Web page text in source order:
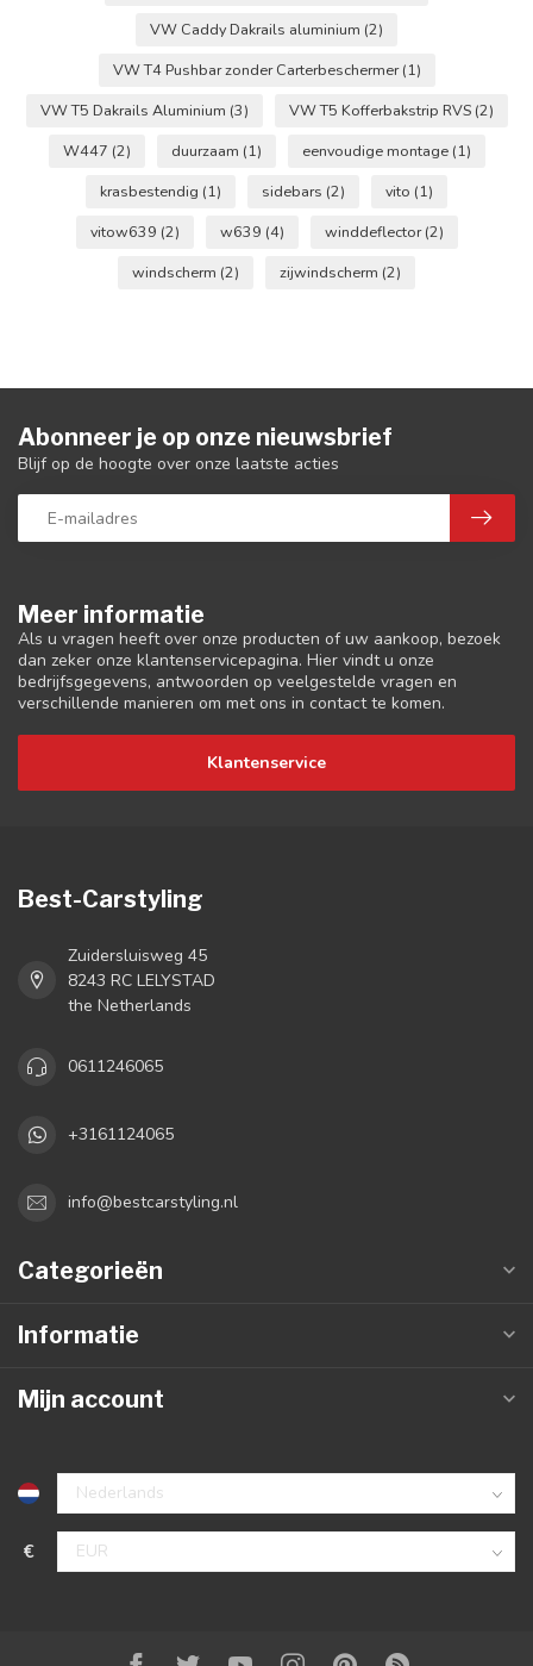
VW Caddy Dakrails aluminium (2)
VW T4 Pushbar zonder Carterbeschermer(1)
VW T5 Dakrails Aluminium (3) VW T5 Kofferbakstrip RVS (2)
W447 (2) duurzaam (1) eenvoudige montage (1)
krasbestendig (1) sidebars (2) vito (1)
vitow639 (2) w639 (4) winddeflector(2)
windscherm (2) zijwindscherm (2)
Meer informatie
Als u vragen heeft over onze producten of uw aankoop, bezoek
dan zeker onze klantenservicepagina. Hier vindt u onze
bedrijfsgegevens, antwoorden op veelgestelde vragen en
verschillende manieren om met ons in contact te komen.
Klantenservice
Abonneer je op onze nieuwsbrief
Blijf op de hoogte over onze laatste acties
Best-Carstyling
Zuidersluisweg 45
8243 RC LELYSTAD
the Netherlands
0611246065
+3161124065
info@bestcarstyling.nl
Categorieën
Informatie
Mijn account
€